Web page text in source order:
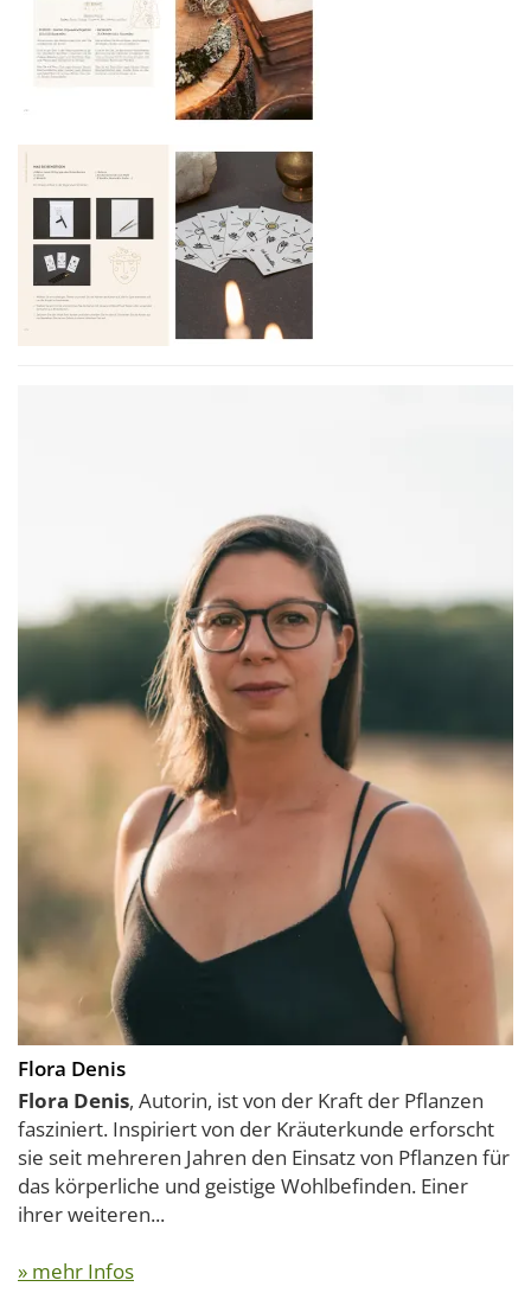
Flora Denis
Flora Denis, Autorin, ist von der Kraft der Pflanzen
fasziniert. Inspiriert von der Kräuterkunde erforscht
sie seit mehreren Jahren den Einsatz von Pflanzen für
das körperliche und geistige Wohlbefinden. Einer
ihrer weiteren...
» mehr Infos